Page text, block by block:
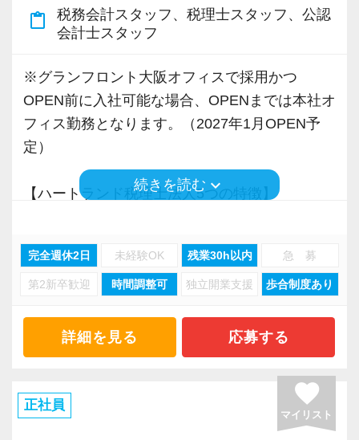
◆いつでも相談OK！教育は2名体制 + 議論を交
新人スタッフは「教育担当」と「マネージャ
ー」の2名がメインでサポート。
さらに、業務で何か専門的な疑問が出てきた際
は、チームの垣根を越えてオフィスメンバー全
員が自身の得意分野の知見を出し合あって議論
を交わすなど、「全員で成長していこう」とい
談しやすい環境づくりに努めています。
＜選べる給与体系＞
「前職以上の年収保証」or「業界最高水準のイ
スタッフの実力や頑張りに報いる給与体系があ
ります。
content_paste
税務会計スタッフ、税理士スタッフ、公認
会計士スタッフ
※グランフロント大阪オフィスで採用かつ
OPEN前に入社可能な場合、OPENまでは本社オ
フィス勤務となります。（2027年1月OPEN予
定）
【ハートランド税理士法人5つの特徴】
給与体系は2パターンから選択可能！
業界で最もスタッフの実力や頑張りに報いる給
◆理不尽な顧客には「NO」！従業員ファースト
理不尽な対応を求められた場合は毅然とした態
続きを読む keyboard_arrow_down
完全週休2日 未経験OK 残業30h以内 急 募
第2新卒歓迎 時間調整可 独立開業支援 歩合制度あり
詳細を見る 応募する
正社員 favorite
マイリスト